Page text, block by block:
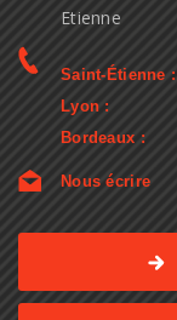
Etienne
Saint-Étienne :
Lyon :
Bordeaux :
Nous écrire